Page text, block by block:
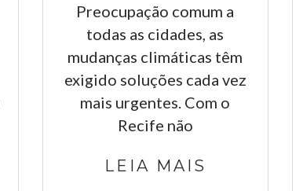
Preocupação comum a
todas as cidades, as
mudanças climáticas têm
exigido soluções cada vez
mais urgentes. Com o
Recife não
LEIA MAIS